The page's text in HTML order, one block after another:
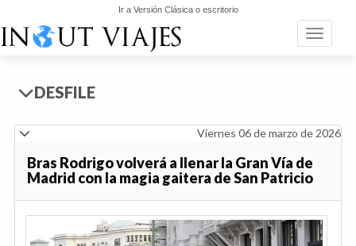
Ir a Versión Clásica o escritorio
Toggle
DESFILE
Viernes 06 de marzo de 2026
Bras Rodrigo volverá a llenar la Gran Vía de
Madrid con la magia gaitera de San Patricio